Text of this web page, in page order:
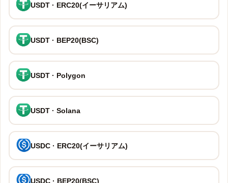
USDT · ERC20(イーサリアム)
USDT · BEP20(BSC)
USDT · Polygon
USDT · Solana
USDC · ERC20(イーサリアム)
USDC · BEP20(BSC)